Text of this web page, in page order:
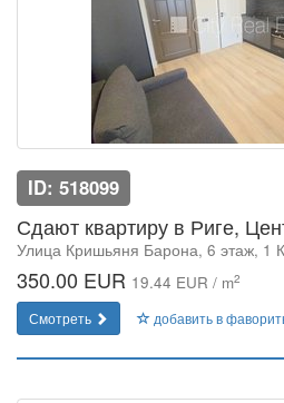
ID: 518099
Сдают квартиру в Риге,
Улица Кришьяня Барона, 6 этаж, 1
350.00 EUR 19.44 EUR / m2
Смотреть добавить в